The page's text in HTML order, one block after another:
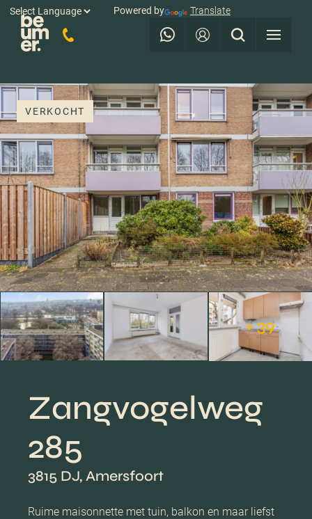
Powered by Translate
VERKOCHT
+ 39
Zangvogelweg
285
3815 DJ, Amersfoort
Ruime maisonnette met tuin, balkon en maar liefst